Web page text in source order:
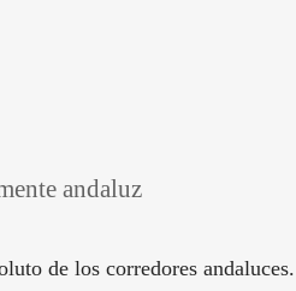
andaluz
de los corredores